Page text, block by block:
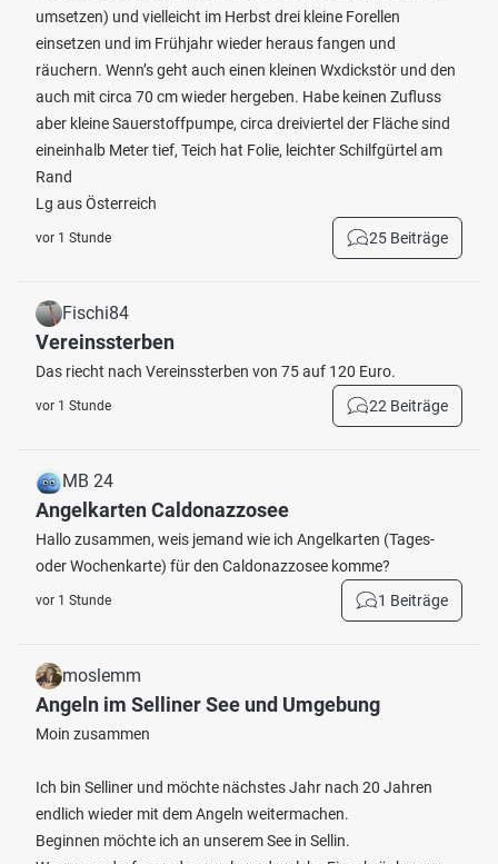
umsetzen) und vielleicht im Herbst drei kleine Forellen
einsetzen und im Frühjahr wieder heraus fangen und
räuchern. Wenn’s geht auch einen kleinen Wxdickstör und den
auch mit circa 70 cm wieder hergeben. Habe keinen Zufluss
aber kleine Sauerstoffpumpe, circa dreiviertel der Fläche sind
eineinhalb Meter tief, Teich hat Folie, leichter Schilfgürtel am
Rand
Lg aus Österreich
vor 1 Stunde 25 Beiträge
Fischi84
Vereinssterben
Das riecht nach Vereinssterben von 75 auf 120 Euro.
vor 1 Stunde 22 Beiträge
MB 24
Angelkarten Caldonazzosee
Hallo zusammen, weis jemand wie ich Angelkarten (Tages-
oder Wochenkarte) für den Caldonazzosee komme?
vor 1 Stunde 1 Beiträge
moslemm
Angeln im Selliner See und Umgebung
Moin zusammen
Ich bin Selliner und möchte nächstes Jahr nach 20 Jahren
endlich wieder mit dem Angeln weitermachen.
Beginnen möchte ich an unserem See in Sellin.